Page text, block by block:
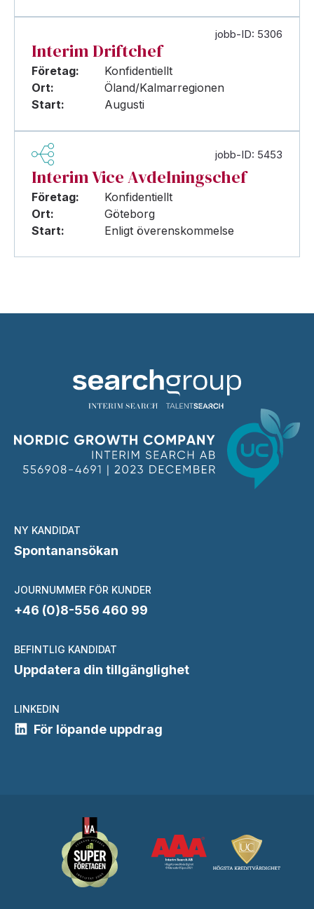
jobb-ID: 5306
Interim Driftchef
Företag:
Konfidentiellt
Ort:
Öland/Kalmarregionen
Start:
Augusti
jobb-ID: 5453
Interim Vice Avdelningschef
Företag:
Konfidentiellt
Ort:
Göteborg
Start:
Enligt överenskommelse
NY KANDIDAT
Spontanansökan
JOURNUMMER FÖR KUNDER
+46 (0)8-556 460 99
BEFINTLIG KANDIDAT
Uppdatera din tillgänglighet
LINKEDIN
För löpande uppdrag